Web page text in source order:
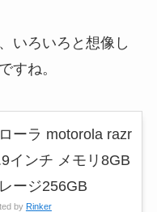
いろいろと想像し
すね。
ーラ motorola razr
インチ メモリ8GB
ージ256GB
by Rinker